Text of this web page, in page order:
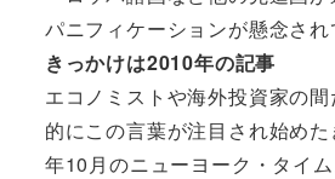
パニフィケーションが懸念され
きっかけは2010年の記事
エコノミストや海外投資家の
的にこの言葉が注目され始め
年10月のニューヨーク・タイ